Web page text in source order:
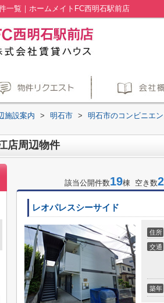
一覧｜ホームメイトFC西明石駅前店
施設案内 > 明石市 > 明石市のコンビニエ
店周辺物件
該当公開件数19棟 空き数
レオパレスシーサイド
住所
交通
築年